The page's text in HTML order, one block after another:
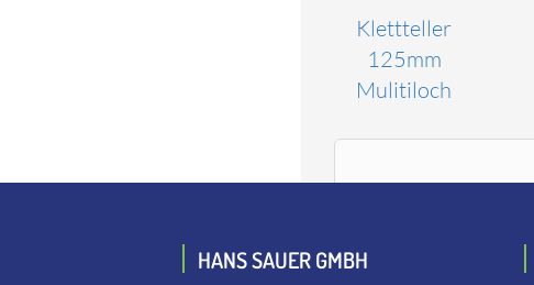
Klettteller
125mm
Mulitiloch
HANS SAUER GMBH